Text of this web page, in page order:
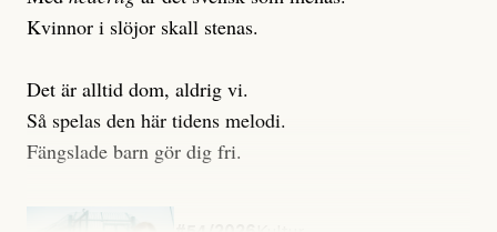
Kvinnor i slöjor skall stenas.
Det är alltid dom, aldrig vi.
Så spelas den här tidens melodi.
Fängslade barn gör dig fri.